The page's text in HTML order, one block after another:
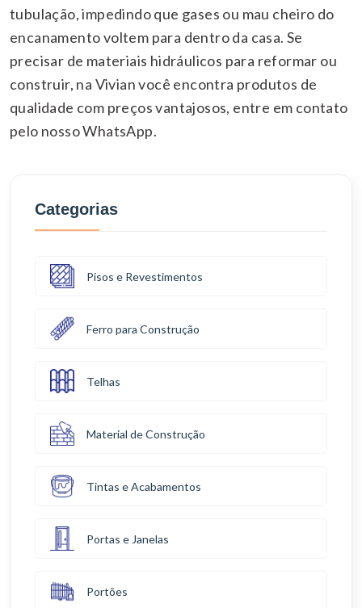
tubulação, impedindo que gases ou mau cheiro do
encanamento voltem para dentro da casa. Se
precisar de materiais hidráulicos para reformar ou
construir, na Vivian você encontra produtos de
qualidade com preços vantajosos, entre em contato
pelo nosso WhatsApp.
Categorias
Pisos e Revestimentos
Ferro para Construção
Telhas
Material de Construção
Tintas e Acabamentos
Portas e Janelas
Portões